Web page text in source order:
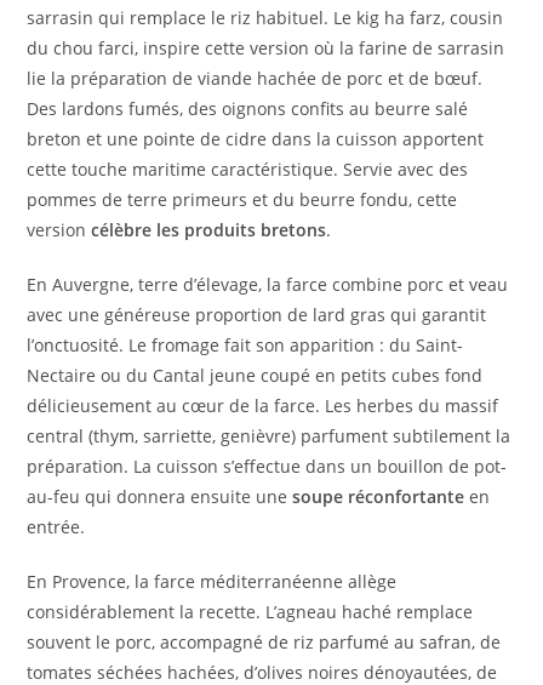
sarrasin qui remplace le riz habituel. Le kig ha farz, cousin
du chou farci, inspire cette version où la farine de sarrasin
lie la préparation de viande hachée de porc et de bœuf.
Des lardons fumés, des oignons confits au beurre salé
breton et une pointe de cidre dans la cuisson apportent
cette touche maritime caractéristique. Servie avec des
pommes de terre primeurs et du beurre fondu, cette
versioncélèbre les produits bretons.
En Auvergne, terre d’élevage, la farce combine porc et veau
avec une généreuse proportion de lard gras qui garantit
l’onctuosité. Le fromage fait son apparition : du Saint-
Nectaire ou du Cantal jeune coupé en petits cubes fond
délicieusement au cœur de la farce. Les herbes du massif
central (thym, sarriette, genièvre) parfument subtilement la
préparation. La cuisson s’effectue dans un bouillon de pot-
au-feu qui donnera ensuite unesoupe réconfortante en
entrée.
En Provence, la farce méditerranéenne allège
considérablement la recette. L’agneau haché remplace
souvent le porc, accompagné de riz parfumé au safran, de
tomates séchées hachées, d’olives noires dénoyautées, de